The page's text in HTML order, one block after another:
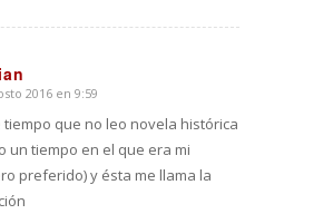
2016 en 9:59
tiempo que no leo novela histórica
un tiempo en el que era mi
preferido) y ésta me llama la